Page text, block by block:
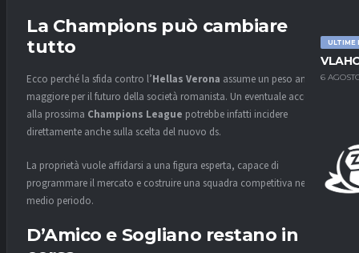
ULTIME
6
La Champions può cambiare
tutto
Ecco perché la sfida contro l’Hellas Verona assume un peso ancora
maggiore per il futuro della società romanista. Un eventuale accesso
alla prossima Champions League potrebbe infatti incidere
direttamente anche sulla scelta del nuovo ds.
La proprietà vuole affidarsi a una figura esperta, capace di
programmare il mercato e costruire una squadra competitiva nel
medio periodo.
D’Amico e Sogliano restano in